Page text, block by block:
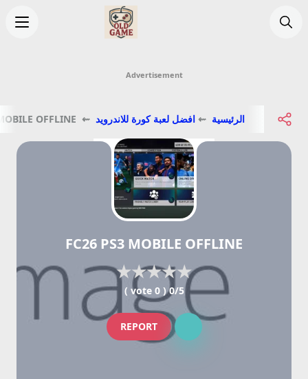
Advertisement
الرئيسية ⇜ افضل لعبة كورة للاندرويد ⇜ FC26 PS3 MOBILE OFFLINE
FC26 PS3 MOBILE OFFLINE
★
★
★
★
★
0/5 ( 0 vote )
REPORT